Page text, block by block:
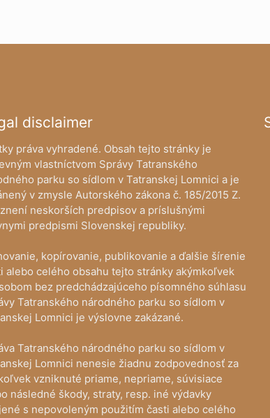
disclaimer
práva vyhradené. Obsah tejto stránky je
vlastníctvom Správy Tatranského
parku so sídlom v Tatranskej Lomnici a je
v zmysle Autorského zákona č. 185/2015 Z.
neskorších predpisov a príslušnými
predpismi Slovenskej republiky.
kopírovanie, publikovanie a ďalšie šírenie
alebo celého obsahu tejto stránky akýmkoľvek
bez predchádzajúceho písomného súhlasu
Tatranského národného parku so sídlom v
Lomnici je výslovne zakázané.
Tatranského národného parku so sídlom v
Lomnici nenesie žiadnu zodpovednosť za
vzniknuté priame, nepriame, súvisiace
následné škody, straty, resp. iné výdavky
s nepovoleným použitím časti alebo celého